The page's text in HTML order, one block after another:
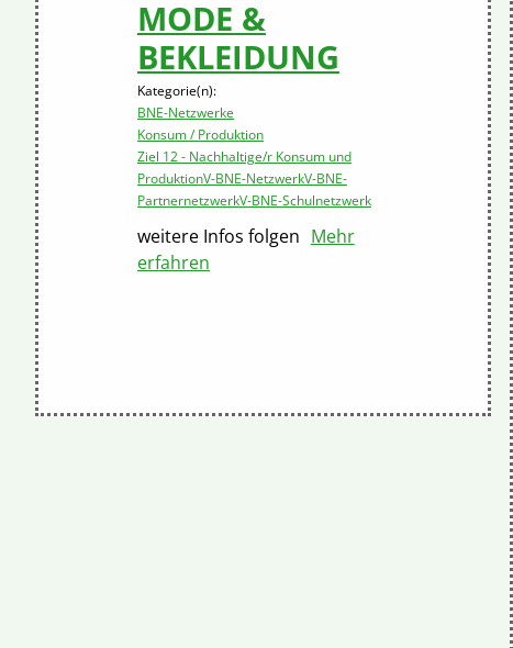
MODE &
BEKLEIDUNG
Kategorie(n):
BNE-Netzwerke
Konsum / Produktion
Ziel 12 - Nachhaltige/r Konsum und
ProduktionV-BNE-NetzwerkV-BNE-
PartnernetzwerkV-BNE-Schulnetzwerk
weitere Infos folgen Mehr
erfahren